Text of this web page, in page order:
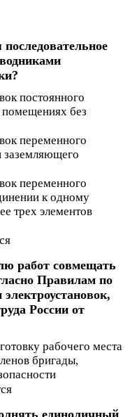
постоянного
без
переменного
заземляющего
переменного
к одному
трех элементов
работ совмещать
Правилам по
России от
рабочего места
бригады,
единоличный